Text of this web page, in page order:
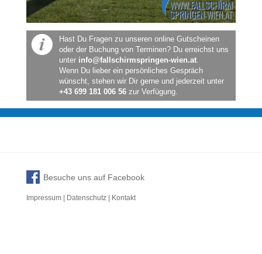
Hast Du Fragen zu unseren online Gutscheinen
oder der Buchung von Terminen? Du erreichst uns
unter info@fallschirmspringen-wien.at.
Wenn Du lieber ein persönliches Gespräch
wünscht, stehen wir Dir gerne und jederzeit unter
+43 699 181 006 56zur Verfügung.
Besuche uns auf Facebook
Impressum Datenschutz Kontakt